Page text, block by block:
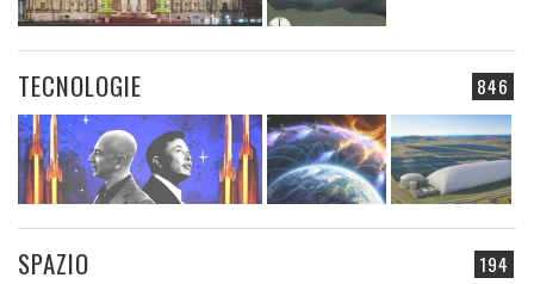
846
TECNOLOGIE
194
SPAZIO